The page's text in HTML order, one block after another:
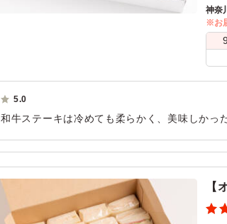
海
神奈
※お
5.0
和牛ステーキは冷めても柔らかく、美味しかっ
【